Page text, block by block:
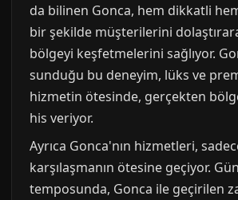
da bilinen Gonca, hem dikkatli
bir şekilde müşterilerini
bölgeyi keşfetmelerini sağlıyor.
sunduğu bu deneyim, lüks ve
hizmetin ötesinde, gerçekten
his veriyor.
Ayrıca Gonca'nın hizmetleri,
karşılaşmanın ötesine geçiyor.
temposunda, Gonca ile geçirilen